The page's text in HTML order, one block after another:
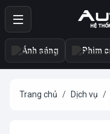
Ánh sáng Phim
Trang chủ Dịch vụ